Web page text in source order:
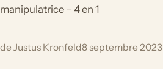
manipulatrice – 4 en 1
de Justus Kronfeld8 septembre 2023